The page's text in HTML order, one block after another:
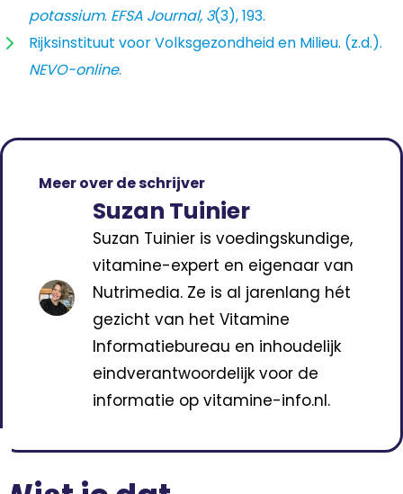
potassium. EFSA Journal, 3(3), 193.
Rijksinstituut voor Volksgezondheid en Milieu. (z.d.).
NEVO-online.
Meer over de schrijver
Suzan Tuinier
Suzan Tuinier is voedingskundige,
vitamine-expert en eigenaar van
Nutrimedia. Ze is al jarenlang hét
gezicht van het Vitamine
Informatiebureau en inhoudelijk
eindverantwoordelijk voor de
informatie op vitamine-info.nl.